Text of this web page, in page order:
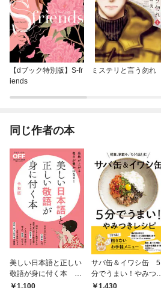
【dブック特別版】S-fr
iends
ミステリと言う勿れ
同じ作者の本
美しい日本語と正しい
敬語が身に付く本 令
和版1,100
サバ缶＆イワシ缶 5
分でうまい！やみつき
レシピ
1,430